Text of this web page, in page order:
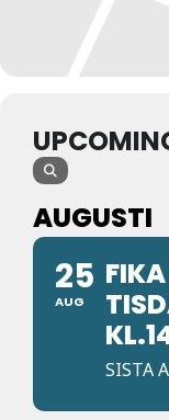
AUGUSTI
25
AUG
SISTA